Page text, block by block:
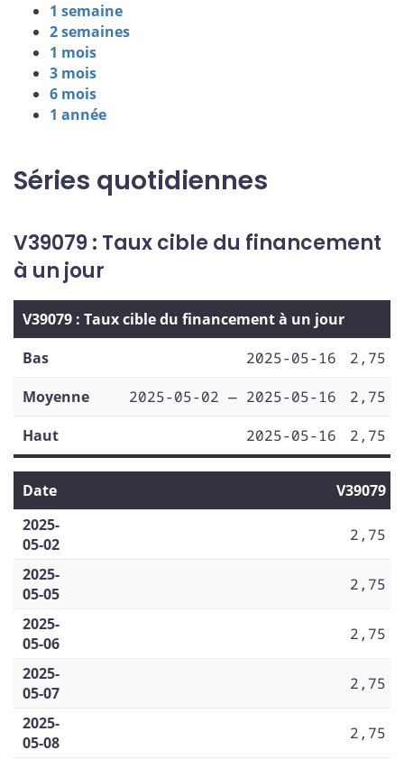
1 semaine
2 semaines
1 mois
3 mois
6 mois
1 année
Séries quotidiennes
V39079 : Taux cible du financement
à un jour
V39079 : Taux cible du financement à un jour
Bas
2025-05-16
2,75
Moyenne
2025-05-02 — 2025-05-16
2,75
Haut
2025-05-16 2,75
Date
V39079
2025-
05-02
2,75
2025-
05-05
2,75
2025-
05-06
2,75
2025-
05-07
2,75
2025-
05-08
2,75